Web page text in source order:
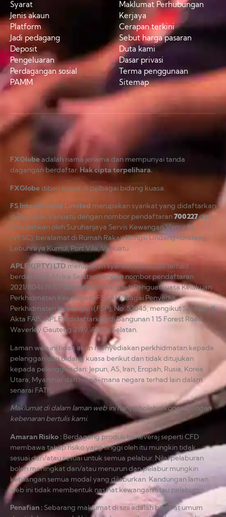
Syarat
Jenis akaun
Platform
Jadi pedagang
Deposit
Pengeluaran
Perdagangan sosial
PAMM
Maklumat Perhubungan
Kerjaya
Cerapan terkini
Sebut harga pasaran
Duta kami
Dasar privasi
Terma penggunaan
Sitemap
FXGlobeadalah nama jenama dan mempunyai tanda
dagangan berdaftar.Hak cipta terpelihara.
FXGlobediberi kuasa di pelbagai bidang kuasa.
FS International Limited merupakan syarikat yang didaftarkan
di Republik Vanuatu dengan nombor pendaftaran700227dan
ditauliahkan oleh Suruhanjaya Servis Kewangan Vanuatu
(VFSC), beralamat di Rumah Rakan Kongsi Undang-Undang,
Lebuhraya Kumul, Port Vila, Vanuatu.
APLFX(PTY) LTD merupakan syarikat berliabiliti terhad
berdaftar di Afrika Selatan dengan nombor pendaftaran
2021/804619/07 dan ditauliahkan oleh Penguatkuasa Kelakuan
Perkhidmatan Kewangan (FSCA) sebagai Penyedia
Perkhidmatan Kewangan (FSP), No. 52045, mengikut Seksyen 8
Akta FAIS. APLFX didaftarkan di Bangunan 1 15 Forest Road
Waverley Gauteng 2199, Afrika Selatan.
Laman web ini tidak akan menyediakan perkhidmatan kepada
pelanggan dari bidang kuasa berikut dan tidak ditujukan
kepada pelanggan dari: Jepun, AS, Iran, Eropah, Rusia, Korea
Utara, Myanmar dan mana-mana negara terhad lain dalam
senarai FATF.
Maklumat di dalam laman web ini hanya boleh dikongsi dengan
kebenaran bertulis kami.
Amaran Risiko : Berdagang produk berleveraj seperti CFD
membawa tahap risiko yang tinggi oleh itu mungkin tidak
sesuai dan/atau sesuai untuk semua pelabur. Nilai pelaburan
boleh meningkat dan/atau menurun dan pelabur mungkin
kehilangan semua modal yang dilaburkan. Kandungan laman
web ini tidak membentuk nasihat kewangan atau pelaburan.
Penafian:Sebarang maklumat di sini adalah bersifat umum